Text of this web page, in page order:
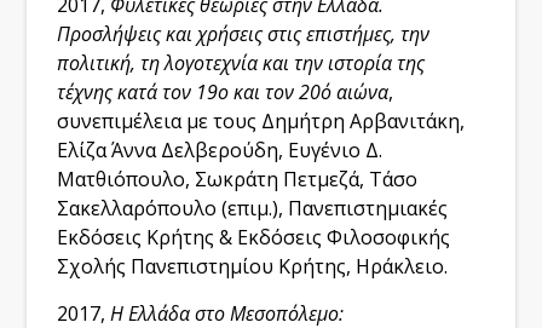
Προσλήψεις και χρήσεις στις επιστήμες, την
πολιτική, τη λογοτεχνία και την ιστορία της
τέχνης κατά τον 19ο και τον 20ό αιώνα,
συνεπιμέλεια με τους Δημήτρη Αρβανιτάκη,
Ελίζα Άννα Δελβερούδη, Ευγένιο Δ.
Ματθιόπουλο, Σωκράτη Πετμεζά, Τάσο
Σακελλαρόπουλο (επιμ.), Πανεπιστημιακές
Εκδόσεις Κρήτης & Εκδόσεις Φιλοσοφικής
Σχολής Πανεπιστημίου Κρήτης, Ηράκλειο.
2017,Η Ελλάδα στο Μεσοπόλεμο: